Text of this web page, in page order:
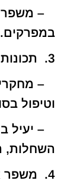
– משפר
במפרקים.
3. תכונות אנטי-סרטניות מבטיחות.
–
וטיפול
– יעיל
השחלות,
4. משפר את מערכת העיכול.